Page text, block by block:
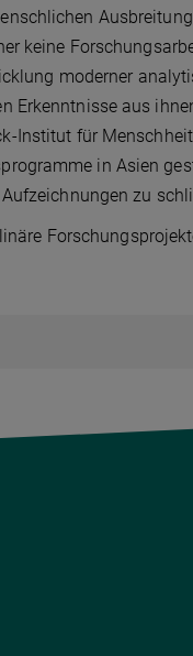
keine
moderner
Erkenntnisse aus
Institut für
in Asien
zu